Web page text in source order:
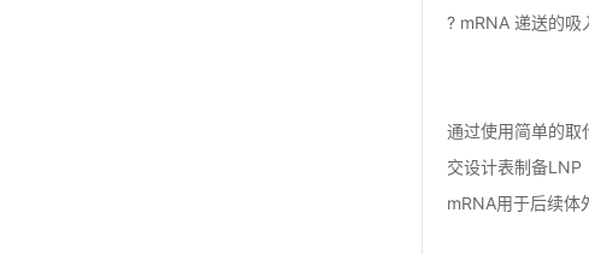
? mRNA 递送的
通过使用简单的取
交设计表制备LNP
mRNA用于后续体